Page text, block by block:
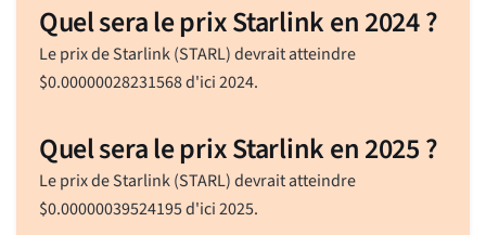
Quel sera le prix Starlink en 2024 ?
Le prix de Starlink (STARL) devrait atteindre
$0.00000028231568d'ici 2024.
Quel sera le prix Starlink en 2025 ?
Le prix de Starlink (STARL) devrait atteindre
$0.00000039524195d'ici 2025.